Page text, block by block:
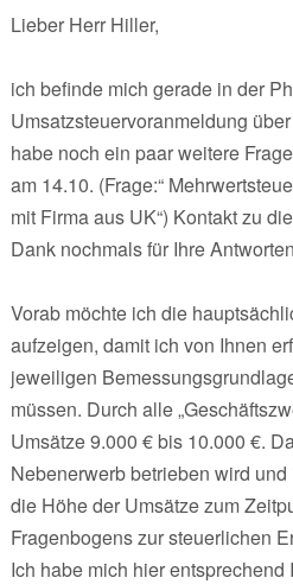
Lieber Herr Hiller,
ich befinde mich gerade in der
Umsatzsteuervoranmeldung
habe noch ein paar weitere
am 14.10. (Frage:“
mit Firma aus UK“) Kontakt zu
Dank nochmals für Ihre
Vorab möchte ich die
aufzeigen, damit ich von Ihnen
jeweiligen
müssen. Durch alle
Umsätze 9.000 € bis 10.000 €.
Nebenerwerb betrieben wird
die Höhe der Umsätze zum
Fragenbogens zur steuerlichen
Ich habe mich hier